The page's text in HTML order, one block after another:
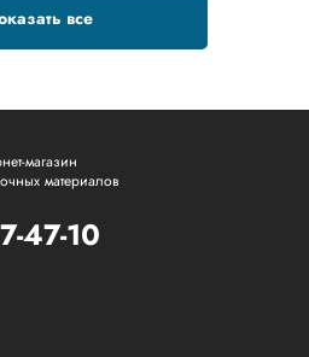
все
магазин
материалов
47-10